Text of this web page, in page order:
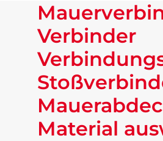
Verbinder
Material